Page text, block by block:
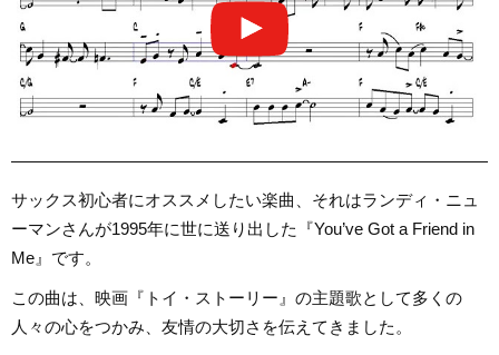
サックス初心者にオススメしたい楽曲、それはランディ・ニュ
ーマンさんが1995年に世に送り出した『You’ve Got a Friend in
Me』です。
この曲は、映画『トイ・ストーリー』の主題歌として多くの
人々の心をつかみ、友情の大切さを伝えてきました。